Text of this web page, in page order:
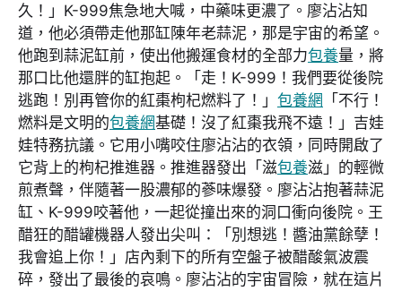
久！」K-999焦急地大喊，中藥味更濃了。廖沾沾知
道，他必須帶走他那缸陳年老蒜泥，那是宇宙的希望。
他跑到蒜泥缸前，使出他搬運食材的全部力包養量，將
那口比他還胖的缸抱起。「走！K-999！我們要從後院
逃跑！別再管你的紅棗枸杞燃料了！」 包養網 「不行！
燃料是文明的包養網基礎！沒了紅棗我飛不遠！」吉娃
娃特務抗議。它用小嘴咬住廖沾沾的衣領，同時開啟了
它背上的枸杞推進器。推進器發出「滋包養滋」的輕微
煎煮聲，伴隨著一股濃郁的蔘味爆發。廖沾沾抱著蒜泥
缸、K-999咬著他，一起從撞出來的洞口衝向後院。王
醋狂的醋罐機器人發出尖叫：「別想逃！醬油黨餘孽！
我會追上你！」店內剩下的所有空盤子被醋酸氣波震
碎，發出了最後的哀鳴。廖沾沾的宇宙冒險，就在這片